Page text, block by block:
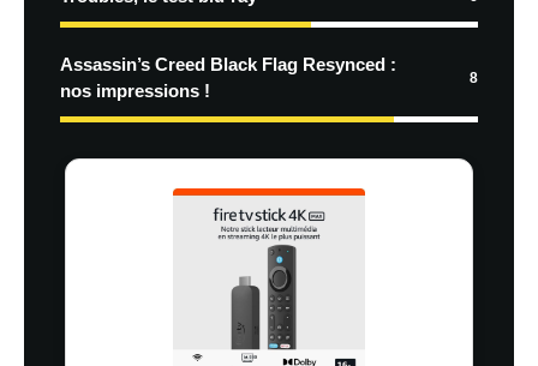
Assassin’s Creed Black Flag Resynced :
nos impressions !
8